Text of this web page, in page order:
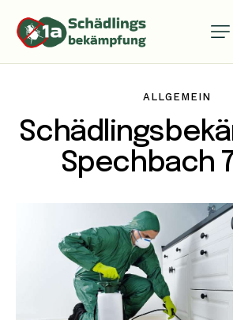
ALLGEMEIN
Spechbach